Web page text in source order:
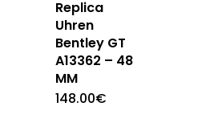
Replica
Uhren
Bentley GT
A13362 – 48
MM
148.00€